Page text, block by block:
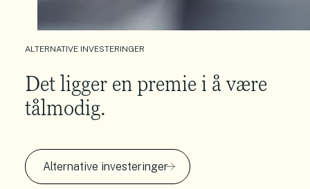
ALTERNATIVE INVESTERINGER
Det ligger en premie i å være
tålmodig.
Alternative investeringer